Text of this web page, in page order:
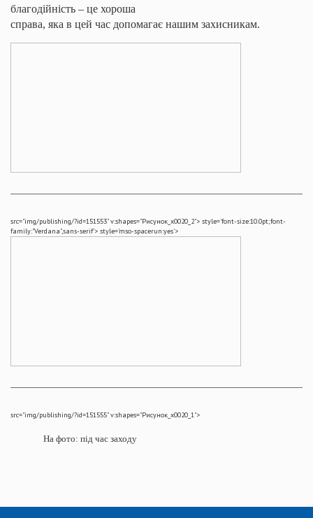
благодійність – це хороша
справа, яка в цей час допомагає нашим захисникам.
src="img/publishing/?id=151553" v:shapes="Рисунок_x0020_2"> style='font-size:10.0pt;font-
family:"Verdana",sans-serif'> style='mso-spacerun:yes'>
src="img/publishing/?id=151555" v:shapes="Рисунок_x0020_1">
На фото: під час заходу